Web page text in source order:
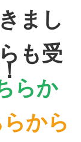
まし
も受
らか
から